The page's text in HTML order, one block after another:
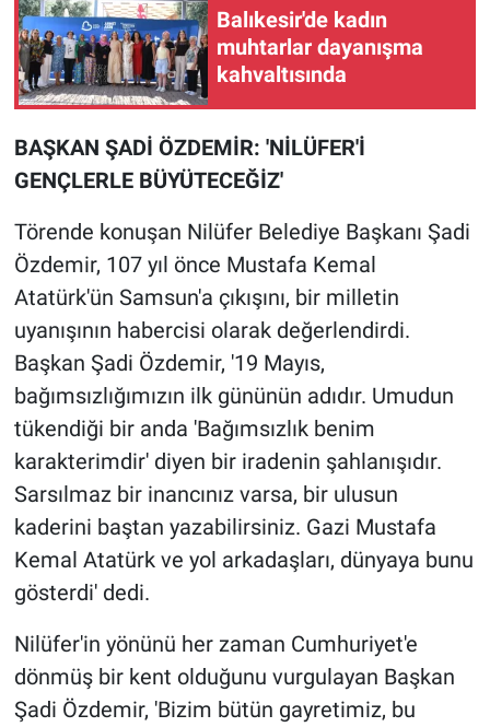
Balıkesir'de kadın
muhtarlar dayanışma
kahvaltısında
BAŞKAN ŞADİ ÖZDEMİR: 'NİLÜFER'İ
GENÇLERLE BÜYÜTECEĞİZ'
Törende konuşan Nilüfer Belediye Başkanı Şadi
Özdemir, 107 yıl önce Mustafa Kemal
Atatürk'ün Samsun'a çıkışını, bir milletin
uyanışının habercisi olarak değerlendirdi.
Başkan Şadi Özdemir, '19 Mayıs,
bağımsızlığımızın ilk gününün adıdır. Umudun
tükendiği bir anda 'Bağımsızlık benim
karakterimdir' diyen bir iradenin şahlanışıdır.
Sarsılmaz bir inancınız varsa, bir ulusun
kaderini baştan yazabilirsiniz. Gazi Mustafa
Kemal Atatürk ve yol arkadaşları, dünyaya bunu
gösterdi' dedi.
Nilüfer'in yönünü her zaman Cumhuriyet'e
dönmüş bir kent olduğunu vurgulayan Başkan
Şadi Özdemir, 'Bizim bütün gayretimiz, bu